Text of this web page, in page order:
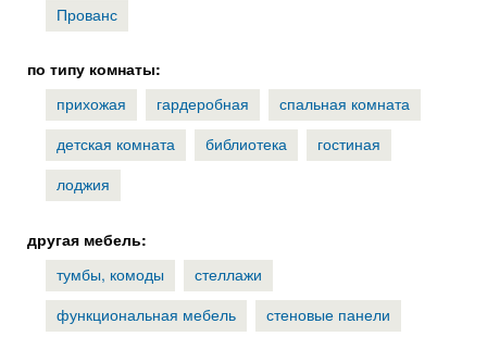
Прованс
по типу комнаты:
прихожая
гардеробная
спальная комната
детская комната
библиотека
гостиная
лоджия
другая мебель:
тумбы, комоды
стеллажи
функциональная мебель
стеновые панели